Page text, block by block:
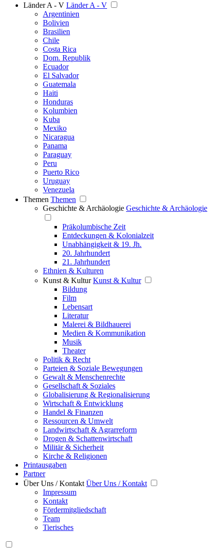
Länder A - V Länder A - V
Argentinien
Bolivien
Brasilien
Chile
Costa Rica
Dom. Republik
Ecuador
El Salvador
Guatemala
Haiti
Honduras
Kolumbien
Kuba
Mexiko
Nicaragua
Panama
Paraguay
Peru
Puerto Rico
Uruguay
Venezuela
Themen Themen
Geschichte & Archäologie Geschichte & Archäologie
Präkolumbische Zeit
Entdeckungen & Kolonialzeit
Unabhängigkeit & 19. Jh.
20. Jahrhundert
21. Jahrhundert
Ethnien & Kulturen
Kunst & Kultur Kunst & Kultur
Bildung
Film
Lebensart
Literatur
Malerei & Bildhauerei
Medien & Kommunikation
Musik
Theater
Politik & Recht
Parteien & Soziale Bewegungen
Gewalt & Menschenrechte
Gesellschaft & Soziales
Globalisierung & Regionalisierung
Wirtschaft & Entwicklung
Handel & Finanzen
Ressourcen & Umwelt
Landwirtschaft & Agrarreform
Drogen & Schattenwirtschaft
Militär & Sicherheit
Kirche & Religionen
Printausgaben
Partner
Über Uns / Kontakt Über Uns / Kontakt
Impressum
Kontakt
Fördermitgliedschaft
Team
Tierisches